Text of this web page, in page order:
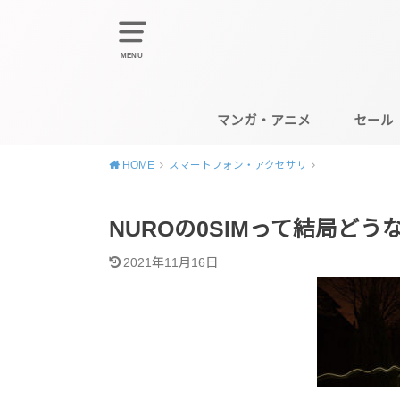
MENU
マンガ・アニメ セール
HOME スマートフォン・アクセサリ
NUROの0SIMって結局どう
2021年11月16日